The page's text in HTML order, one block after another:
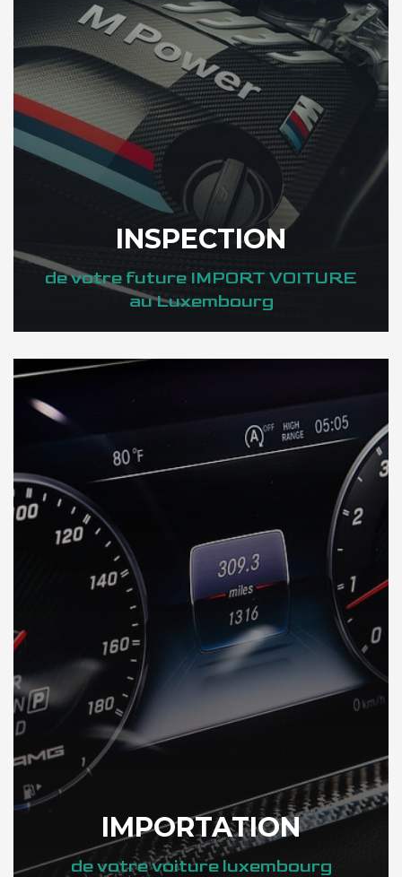
INSPECTION
de votre future IMPORT VOITURE
au Luxembourg
DÉCOUVREZ VOTRE INSPECTION AUTO au Luxembourg
IMPORTATION
de votre voiture luxembourg